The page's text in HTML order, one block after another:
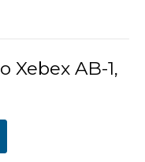
о Xebex AB-1,